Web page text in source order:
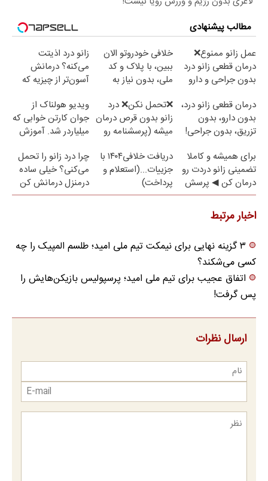
مطالب پیشنهادی
عمل زانو ممنوع❌
درمان قطعی زانو درد
بدون جراحی و دارو
خلافی خودروتو الان
ببین، با پلاک و کد
ملی، بدون نیاز به
زانو درد اذیتت
می‌کنه؟ درمانش
آسون‌تر از چیزیه که
می‌کنی✅پرسشنامه
درمان قطعی زانو درد،
بدون دارو، بدون
تزریق، بدون جراحی!
❌تحمل نکن❌ درد
زانو بدون قرص درمان
میشه (پرسشنامه رو
ویدیو هولناک از
جوان کارتن خوابی که
میلیاردر شد. آموزش
برای همیشه و کاملا
تضمینی زانو دردت رو
درمان کن ◀ پرسش
نامه ▶
دریافت خلافی۱۴۰۴ با
جزییات...(استعلام و
پرداخت)
چرا درد زانو را تحمل
می‌کنی؟ خیلی ساده
درمنزل درمانش کن
اخبار مرتبط
۳ گزینه نهایی برای نیمکت تیم ملی امید؛ طلسم المپیک را چه
کسی می‌شکند؟
اتفاق عجیب برای تیم ملی امید؛ پرسپولیس بازیکن‌هایش را
پس گرفت!
ارسال نظرات